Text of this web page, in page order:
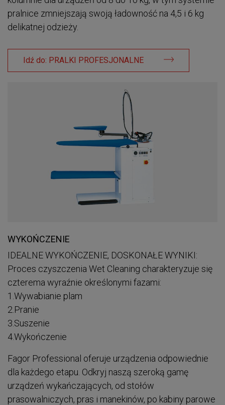
pralnice zmniejszają swoją ładowność na 4,5 i 6 kg
delikatnej odzieży.
Idź do: PRALKI PROFESJONALNE
WYKOŃCZENIE
IDEALNE WYKOŃCZENIE, DOSKONAŁE WYNIKI:
Proces czyszczenia Wet Cleaning charakteryzuje się
czterema wyraźnie określonymi fazami:
1.Wywabianie plam
2.Pranie
3.Suszenie
4.Wykończenie
Fagor Professional oferuje urządzenia odpowiednie
dla każdego etapu. Odkryj naszą szeroką gamę
urządzeń wykańczających, od stołów
prasowalniczych, pras i manekinów, po kabiny parowe